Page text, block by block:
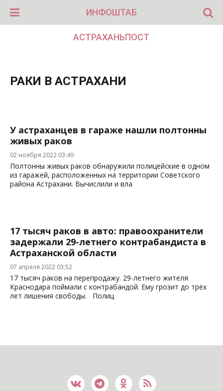
ИНФОШТАБ
АСТРАХАНЬПОСТ
РАКИ В АСТРАХАНИ
У астраханцев в гараже нашли полтонны
живых раков
02 ноября 2022 03:49
Полтонны живых раков обнаружили полицейские в одном
из гаражей, расположенных на территории Советского
района Астрахани. Вычислили и вла
17 тысяч раков в авто: правоохранители
задержали 29-летнего контрабандиста в
Астраханской области
07 апреля 2022 03:52
17 тысяч раков на перепродажу. 29-летнего жителя
Краснодара поймали с контрабандой. Ему грозит до трёх
лет лишения свободы. Полиц